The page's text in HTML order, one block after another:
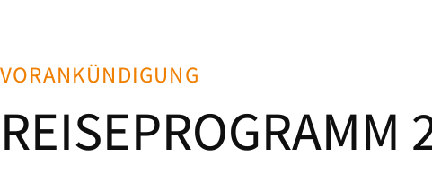
VORANKÜNDIGUNG
REISEPROGRAMM